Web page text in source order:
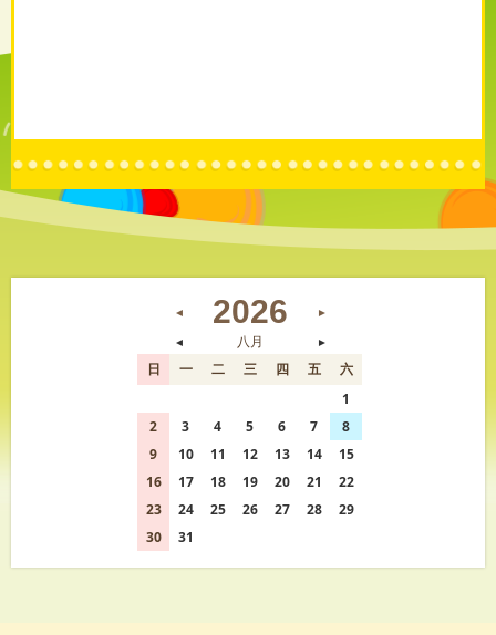
◄ 2026
►
◄
八月 ►
日 一 二 三 四 五
六
1
2
3 4 5 6 7
8
9
10 11 12 13 14
15
16
17 18 19 20 21
22
23
24 25 26 27 28
29
30
31